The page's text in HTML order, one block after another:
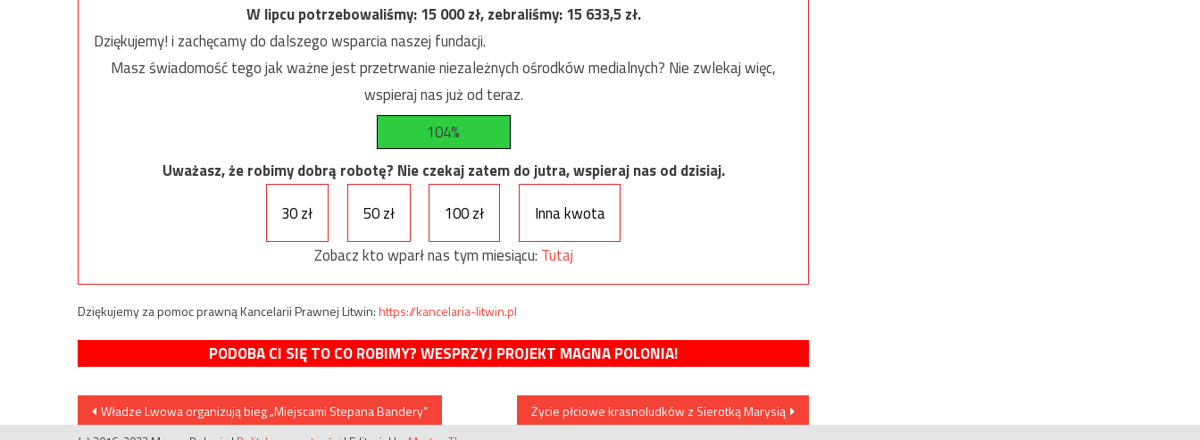
W lipcu potrzebowaliśmy:15 000zł, zebraliśmy:15 633,5zł.
Dziękujemy! i zachęcamy do dalszego wsparcia naszej fundacji.
Masz świadomość tego jak ważne jest przetrwanie niezależnych ośrodków medialnych? Nie zwlekaj więc,
wspieraj nas już od teraz.
104%
Uważasz, że robimy dobrą robotę? Nie czekaj zatem do jutra, wspieraj nas od dzisiaj.
30 zł
50 zł 100 zł
Inna kwota
Zobacz kto wparł nas tym miesiącu: Tutaj
Dziękujemy za pomoc prawną Kancelarii Prawnej Litwin:https://kancelaria-litwin.pl
PODOBA CI SIĘ TO CO ROBIMY? WESPRZYJ PROJEKT MAGNA POLONIA!
Nawigacja
Władze Lwowa organizują bieg „Miejscami Stepana Bandery” Życie płciowe krasnoludków z Sierotką Marysią